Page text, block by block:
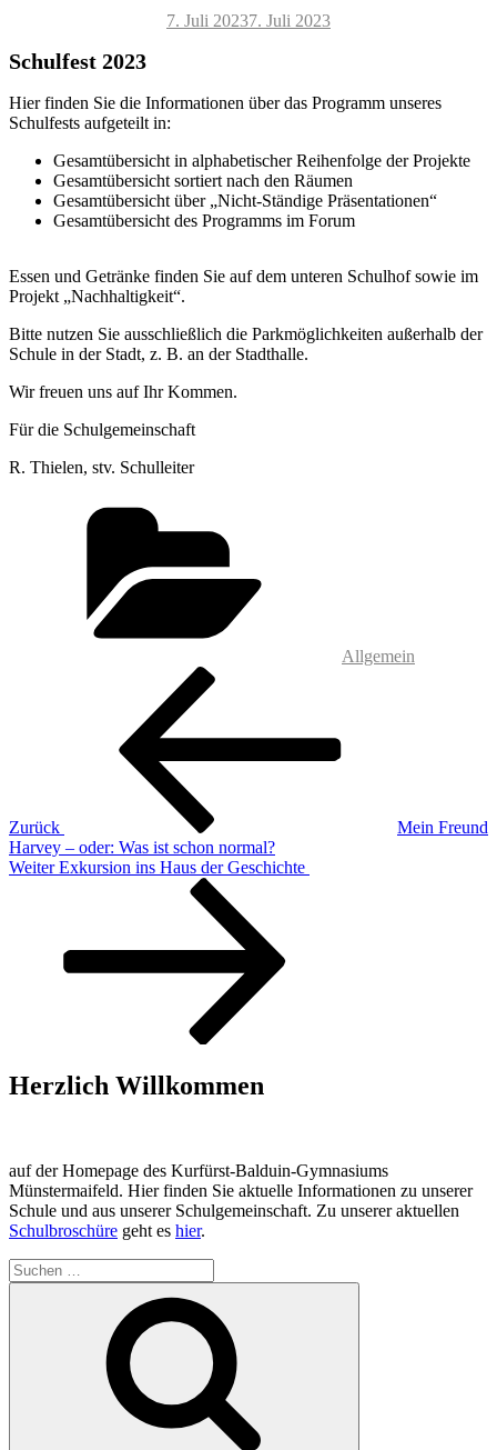
Veröffentlicht
7. Juli 20237. Juli 2023
Schulfest 2023
Hier finden Sie die Informationen über das Programm unseres
Schulfests aufgeteilt in:
Gesamtübersicht in alphabetischer Reihenfolge der Projekte
Gesamtübersicht sortiert nach den Räumen
Gesamtübersicht über „Nicht-Ständige Präsentationen“
Gesamtübersicht des Programms im Forum
Essen und Getränke finden Sie auf dem unteren Schulhof sowie im
Projekt „Nachhaltigkeit“.
Bitte nutzen Sie ausschließlich die Parkmöglichkeiten außerhalb der
Schule in der Stadt, z. B. an der Stadthalle.
Wir freuen uns auf Ihr Kommen.
Für die Schulgemeinschaft
R. Thielen, stv. Schulleiter
Allgemein
Beitragsnavigation
Zurück
Mein Freund
Harvey – oder: Was ist schon normal?
Nächster
Weiter Exkursion ins Haus der Geschichte
Herzlich Willkommen
auf der Homepage des Kurfürst-Balduin-Gymnasiums
Münstermaifeld. Hier finden Sie aktuelle Informationen zu unserer
Schule und aus unserer Schulgemeinschaft. Zu unserer aktuellen
Schulbroschüre geht es hier.
Suchen
nach: